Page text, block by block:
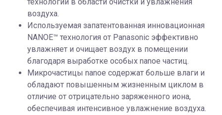
технологий в области очистки и увлажнения
воздуха.
Используемая запатентованная инновационная
NANOE™ технология от Panasonic эффективно
увлажняет и очищает воздух в помещении
благодаря выработке особых nanoe частиц.
Микрочастицы nanoe содержат больше влаги и
обладают повышенным жизненным циклом в
отличие от отрицательно заряженного иона,
обеспечивая интенсивное увлажнение воздуха.